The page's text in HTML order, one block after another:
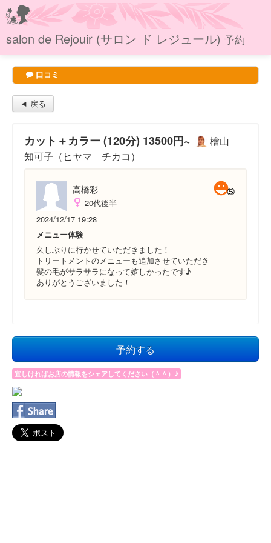
salon de Rejouir (サロン ド レジュール) 予約
口コミ
◄ 戻る
カット＋カラー (120分) 13500円~
檜山
知可子（ヒヤマ チカコ）
高橋彩
20代後半
2024/12/17 19:28
メニュー体験
久しぶりに行かせていただきました！
トリートメントのメニューも追加させていただき
髪の毛がサラサラになって嬉しかったです♪
ありがとうございました！
予約する
宜しければお店の情報をシェアしてください（＾＾）♪